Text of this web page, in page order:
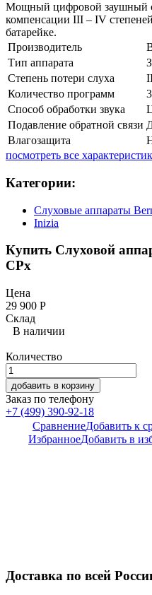
Мощный цифровой заушный
компенсации III – IV
батарейке.
Производитель
Тип аппарата
Степень потери слуха
Количество программ
3
Способ обработки звука
Подавление обратной связи
Влагозащита
посмотреть все
Категории:
Слуховые аппараты
Inizia
Купить Слуховой
CPx
Цена
29 900 Р
Склад
В наличии
Количество
добавить в корзину
Заказ по телефону
+7 (499) 390-92-18
СравнениеДобавить к
ИзбранноеДобавить в
Доставка по всей